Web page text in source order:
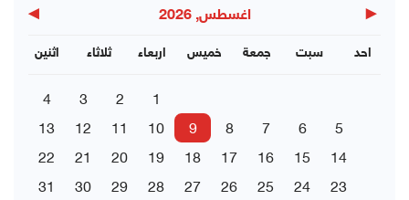
◀ اغسطس, 2026 ▶
اثنين ثلاثاء اربعاء خميس جمعة سبت احد
1
2
3
4
5
6
7
8
9
10
11
12
13
14
15
16
17
18
19
20
21
22
23
24
25
26
27
28
29
30
31